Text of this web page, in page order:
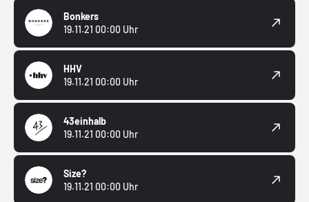
Bonkers
19.11.21 00:00 Uhr
HHV
19.11.21 00:00 Uhr
43einhalb
19.11.21 00:00 Uhr
Size?
19.11.21 00:00 Uhr